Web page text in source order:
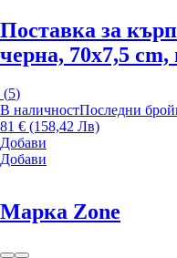
Поставка за
черна, 70x7,5
(5)
В наличностПоследни
81 € (158,42 Лв)
Добави
Добави
Марка Zone